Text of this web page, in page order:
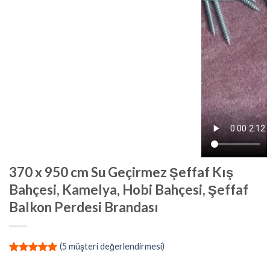
370 x 950 cm Su Geçirmez Şeffaf Kış
Bahçesi, Kamelya, Hobi Bahçesi, Şeffaf
Balkon Perdesi Brandası
(5 müşteri değerlendirmesi)